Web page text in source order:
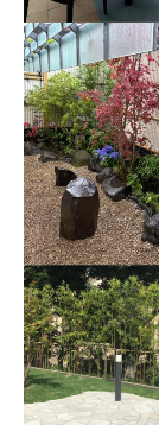
SECOND
BLDG.
2025年10月 熱
浴室の雰囲気